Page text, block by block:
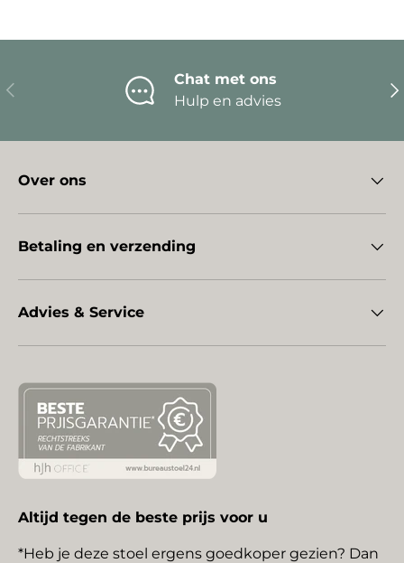
Vorige
Chat met ons
Hulp en advies
Over ons
Betaling en verzending
Advies & Service
Altijd tegen de beste prijs voor u
*Heb je deze stoel ergens goedkoper gezien? Dan